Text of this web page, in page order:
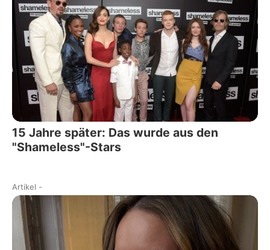
15 Jahre später: Das wurde aus den
"Shameless"-Stars
Artikel -